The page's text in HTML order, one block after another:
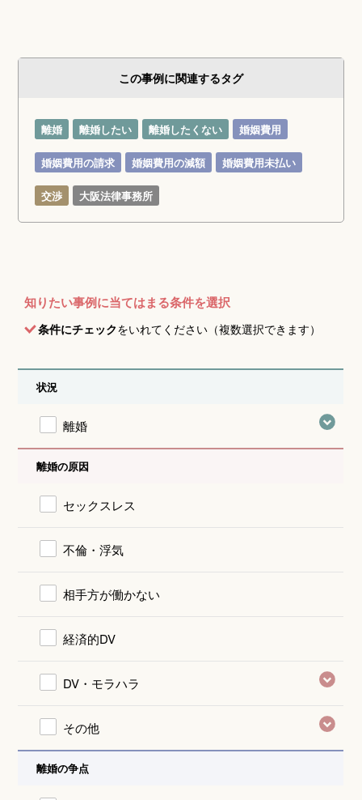
この事例に関連するタグ
離婚 離婚したい 離婚したくない 婚姻費用
婚姻費用の請求 婚姻費用の減額 婚姻費用未払い
交渉 大阪法律事務所
知りたい事例に当てはまる条件を選択
条件にチェックをいれてください（複数選択できます）
状況
離婚
離婚の原因
セックスレス
不倫・浮気
相手方が働かない
経済的DV
DV・モラハラ
その他
離婚の争点